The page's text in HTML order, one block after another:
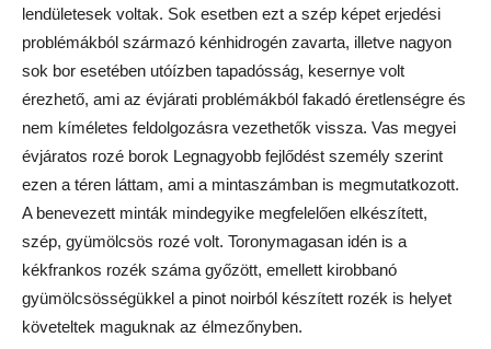
lendületesek voltak. Sok esetben ezt a szép képet erjedési
problémákból származó kénhidrogén zavarta, illetve nagyon
sok bor esetében utóízben tapadósság, kesernye volt
érezhető, ami az évjárati problémákból fakadó éretlenségre és
nem kíméletes feldolgozásra vezethetők vissza. Vas megyei
évjáratos rozé borok Legnagyobb fejlődést személy szerint
ezen a téren láttam, ami a mintaszámban is megmutatkozott.
A benevezett minták mindegyike megfelelően elkészített,
szép, gyümölcsös rozé volt. Toronymagasan idén is a
kékfrankos rozék száma győzött, emellett kirobbanó
gyümölcsösségükkel a pinot noirból készített rozék is helyet
követeltek maguknak az élmezőnyben.